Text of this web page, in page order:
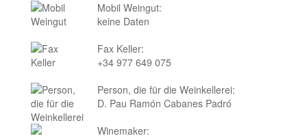
Mobil Weingut:
keine Daten
Fax Keller:
+34 977 649 075
Person, die für die Weinkellerei:
D. Pau Ramón Cabanes Padró
Winemaker: